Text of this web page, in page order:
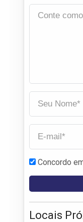
Concordo
Locais